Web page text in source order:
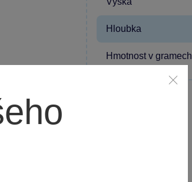
Hloubka
Hmotnost v gramech